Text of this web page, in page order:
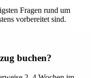
Fragen rund um
vorbereitet sind.
buchen?